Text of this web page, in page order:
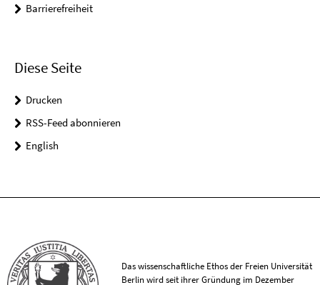
Barrierefreiheit
Diese Seite
Drucken
RSS-Feed abonnieren
English
Das wissenschaftliche Ethos der Freien Universität
Berlin wird seit ihrer Gründung im Dezember